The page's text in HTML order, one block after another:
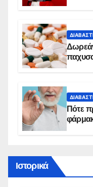
Πότε
Ιστορικά